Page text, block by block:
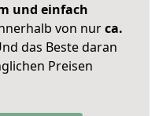
und einfach
von nurca.
das Beste daran
Preisen